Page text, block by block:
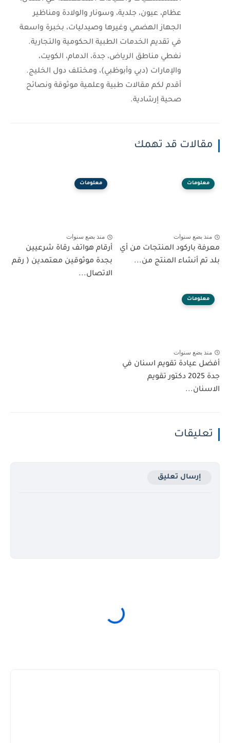
عظام، عيون، جلدية، وسونار والولادة ومناظير
الجهاز الهضمي وغيرها وصيدليات، بخبرة واسعة
في تقديم الخدمات الطبية الحكومية والتجارية.
نغطي مناطق الرياض، جدة، الدمام، الكويت،
والإمارات (دبي وأبوظبي)، ومختلف دول الخليج.
أقدم لكم مقالات طبية وعلمية موثوقة ونصائح
صحية إرشادية.
مقالات قد تهمك
معلومات
منذ بضع سنوات
معرفة باركود المنتجات من أي
بلد تم أنشاء المنتج من...
معلومات
منذ بضع سنوات
أرقام هواتف رقاة شرعيين
بجدة موثوقين معتمدين ( رقم
الاتصال...
معلومات
منذ بضع سنوات
أفضل عيادة تقويم اسنان في
جدة 2025 دكتور تقويم
الاسنان...
تعليقات
إرسال تعليق